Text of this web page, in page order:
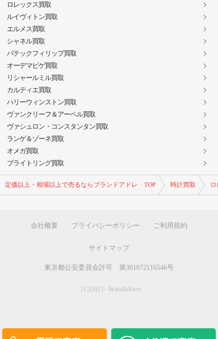
定価以上・相場以上で売るならブランドアドレ TOP 時計買取
ロレックス買取
ルイヴィトン買取
エルメス買取
シャネル買取
パテックフィリップ買取
オーデマピゲ買取
リシャールミル買取
カルティエ買取
ハリーウィンストン買取
ヴァンクリーフ＆アーペル買取
ヴァシュロン・コンスタンタン買取
ランゲ＆ゾーネ買取
オメガ買取
ブライトリング買取
会社概要 プライバシーポリシー ご利用規約
サイトマップ
東京都公安委員会許可 第301072116546号
（C)2021- brandadorer